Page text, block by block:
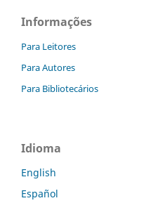
Informações
Para Leitores
Para Autores
Para Bibliotecários
Idioma
English
Español